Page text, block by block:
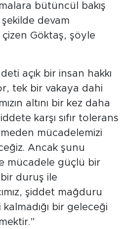
bütüncül bakış
şekilde devam
çizen Göktaş, şöyle
açık bir insan hakkı
tek bir vakaya dahi
altını bir kez daha
karşı sıfır tolerans
mücadelemizi
Ancak şunu
mücadele güçlü bir
duruş ile
şiddet mağduru
kalmadığı bir geleceği